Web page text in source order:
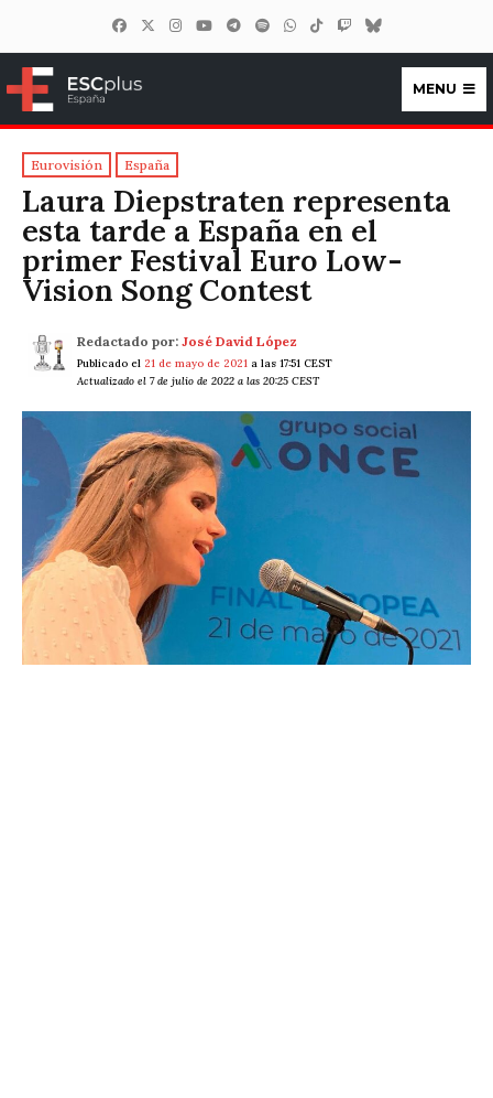
ESCplus España
MENU
Eurovisión España
Laura Diepstraten representa
esta tarde a España en el
primer Festival Euro Low-
Vision Song Contest
Redactado por: José David López
Publicado el 21 de mayo de 2021 a las 17:51 CEST
Actualizado el 7 de julio de 2022 a las 20:25 CEST